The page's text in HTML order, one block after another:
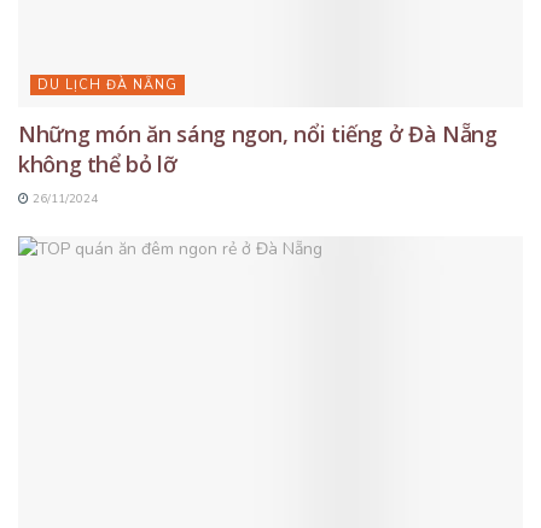
DU LỊCH ĐÀ NẴNG
Những món ăn sáng ngon, nổi tiếng ở Đà Nẵng
không thể bỏ lỡ
26/11/2024